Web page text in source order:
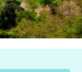
公所介紹
觀光導覽
便民服務